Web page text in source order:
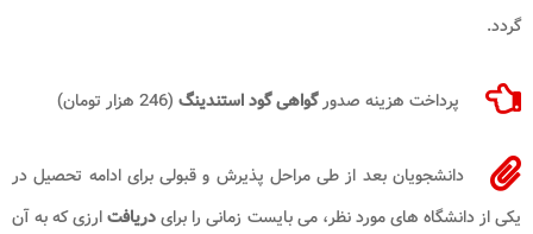
گردد.
پرداخت هزینه صدورگواهی گود استندینگ (246 هزار تومان)
دانشجویان بعد از طی مراحل پذیرش و قبولی برای ادامه تحصیل در
یکی از دانشگاه های مورد نظر، می بایست زمانی را برایدریافتارزی که به آن